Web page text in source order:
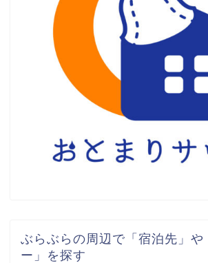
ぶらぶらの周辺で「宿泊先」や
ー」を探す